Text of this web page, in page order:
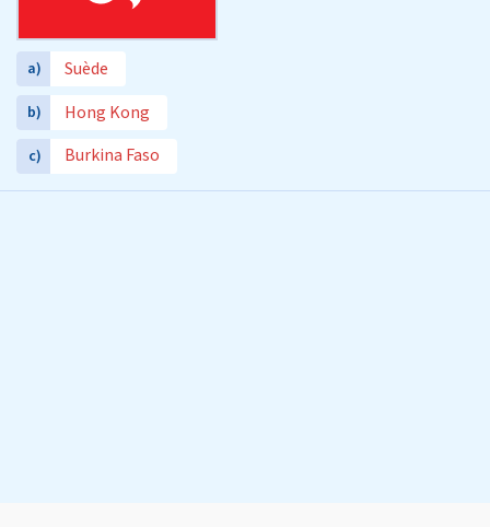
a) Suède
b) Hong Kong
c) Burkina Faso